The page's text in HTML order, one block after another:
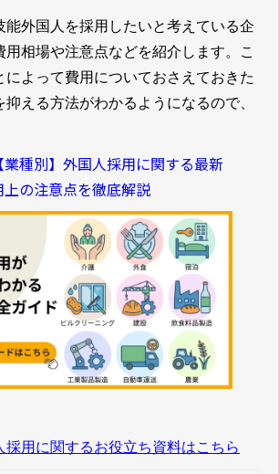
能外国人を採用したいと考えている企
用相場や注意点などを紹介します。こ
によって費用についておさえておきた
える方法がわかるようになるので、
【業種別】外国人採用に関する最新
の注意点を徹底解説
採用に関するお役立ち資料はこちら